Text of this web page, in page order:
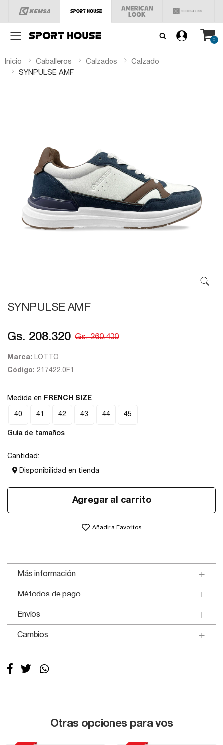
Menú 0
Inicio Caballeros Calzados
Calzado
SYNPULSE AMF
SYNPULSE AMF
Gs. 208.320 Gs. 260.400
Marca: LOTTO
Código: 217422.0F1
Medida en FRENCH SIZE
40 41 42 43 44 45
Guía de tamaños
Cantidad:
Disponibilidad en tienda
Agregar al carrito
Añadir a Favoritos
Más información
Métodos de pago
Envíos
Cambios
Otras opciones para vos